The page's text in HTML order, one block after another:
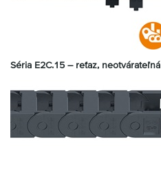
Séria E2C.15 – reťaz, neotvárateľná